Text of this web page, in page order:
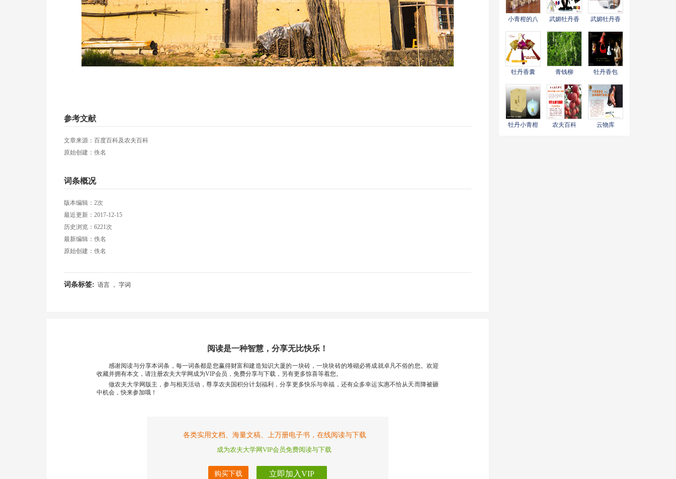
参考文献
文章来源：百度百科及农夫百科
原始创建：佚名
词条概况
版本编辑：2次
最近更新：2017-12-15
历史浏览：6221次
最新编辑：佚名
原始创建：佚名
词条标签: 语言 ， 字词
阅读是一种智慧，分享无比快乐！
感谢阅读与分享本词条，每一词条都是您赢得财富和建造知识大厦的一块砖，一块块砖的堆砌必将成就卓凡不俗的您。欢迎
收藏并拥有本文，请注册农夫大学网成为VIP会员，免费分享与下载，另有更多惊喜等着您。
做农夫大学网版主，参与相关活动，尊享农夫国积分计划福利，分享更多快乐与幸福，还有众多幸运实惠不恰从天而降被砸
中机会，快来参加哦！
各类实用文档、海量文稿、上万册电子书，在线阅读与下载
成为农夫大学网VIP会员免费阅读与下载
购买下载 立即加入VIP
小青柑的八
武媚牡丹香
武媚牡丹香
牡丹香囊 青钱柳 牡丹香包
牡丹小青柑 农夫百科 云物库